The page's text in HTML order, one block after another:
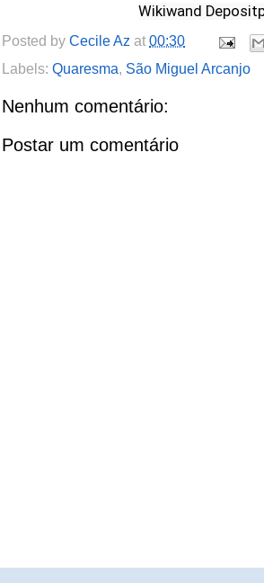
Wikiwand
Posted by Cecile Az at 00:30
Labels: Quaresma, São Miguel Arcanjo
Nenhum comentário:
Postar um comentário